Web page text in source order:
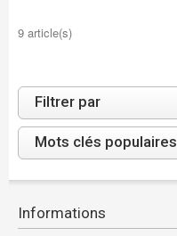
9 article(s)
Filtrer par
Mots clés populaires
Informations